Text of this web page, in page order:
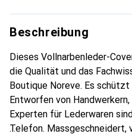
Beschreibung
Dieses Vollnarbenleder-
die Qualität und das
Boutique Noreve. Es
Entworfen von
Experten für Lederwaren
Telefon. Massgeschneidert,